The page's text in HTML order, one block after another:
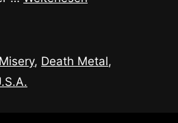
, Death Metal,